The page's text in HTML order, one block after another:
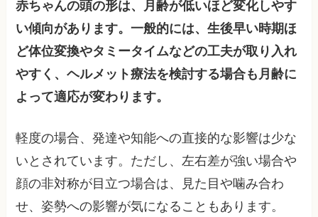
赤ちゃんの頭の形は、月齢が低いほど変化しやす
い傾向があります。一般的には、生後早い時期ほ
ど体位変換やタミータイムなどの工夫が取り入れ
やすく、ヘルメット療法を検討する場合も月齢に
よって適応が変わります。
軽度の場合、発達や知能への直接的な影響は少な
いとされています。ただし、左右差が強い場合や
顔の非対称が目立つ場合は、見た目や噛み合わ
せ、姿勢への影響が気になることもあります。